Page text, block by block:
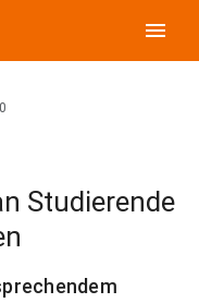
menu
Studierende